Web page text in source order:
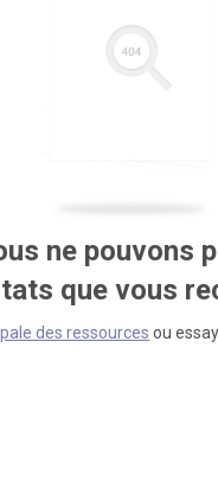
ne pouvons
que vous
des ressources ou